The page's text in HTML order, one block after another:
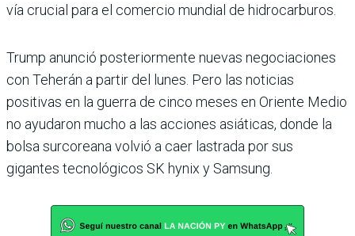
vía crucial para el comercio mundial de hidrocarburos.
Trump anunció posteriormente nuevas negociaciones
con Teherán a partir del lunes. Pero las noticias
positivas en la guerra de cinco meses en Oriente Medio
no ayudaron mucho a las acciones asiáticas, donde la
bolsa surcoreana volvió a caer lastrada por sus
gigantes tecnológicos SK hynix y Samsung.